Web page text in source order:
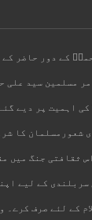
کے دور حاضر
مسلمین سید علی
کی اہمیت پر دیے
شعورمسلمان کا
ثقافتی جنگ میں
سربلندی کے لیے
کے لئے صرف کرے۔